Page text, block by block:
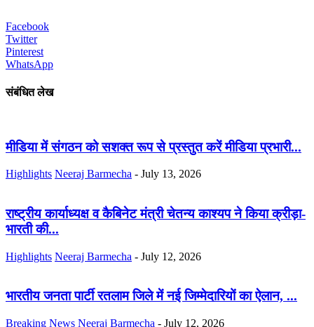
Facebook
Twitter
Pinterest
WhatsApp
संबंधित लेख
मीडिया में संगठन को सशक्त रूप से प्रस्तुत करें मीडिया प्रभारी...
Highlights Neeraj Barmecha - July 13, 2026
राष्ट्रीय कार्याध्यक्ष व कैबिनेट मंत्री चेतन्य काश्यप ने किया क्रीड़ा-
भारती की...
Highlights Neeraj Barmecha - July 12, 2026
भारतीय जनता पार्टी रतलाम जिले में नई जिम्मेदारियों का ऐलान, ...
Breaking News Neeraj Barmecha - July 12, 2026